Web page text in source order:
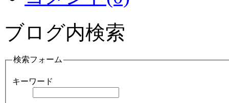
ブログ内検索
検索フォーム
キーワード